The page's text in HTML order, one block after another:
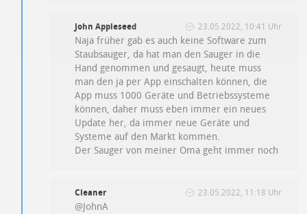
John Appleseed 23.05.2022, 10:41 Uhr
Naja früher gab es auch keine Software zum
Staubsauger, da hat man den Sauger in die
Hand genommen und gesaugt, heute muss
man den ja per App einschalten können, die
App muss 1000 Geräte und Betriebssysteme
können, daher muss eben immer ein neues
Update her, da immer neue Geräte und
Systeme auf den Markt kommen.
Der Sauger von meiner Oma geht immer noch
Cleaner 23.05.2022, 11:18 Uhr
@JohnA